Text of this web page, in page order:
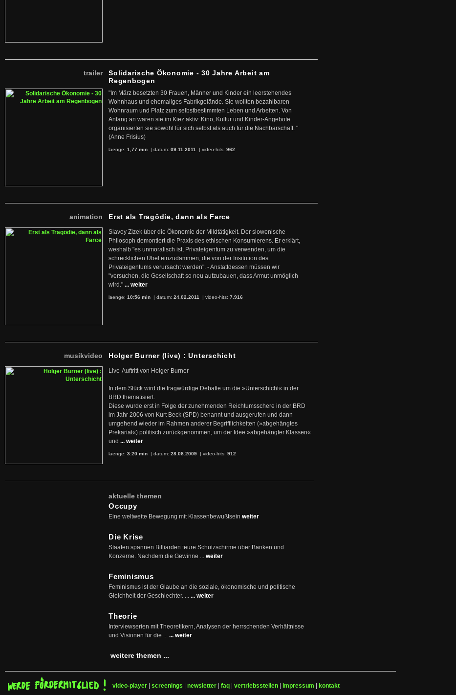
trailer
Solidarische Ökonomie - 30 Jahre Arbeit am
Regenbogen
"Im März besetzten 30 Frauen, Männer und Kinder ein leerstehendes
Wohnhaus und ehemaliges Fabrikgelände. Sie wollten bezahlbaren
Wohnraum und Platz zum selbstbestimmten Leben und Arbeiten. Von
Anfang an waren sie im Kiez aktiv: Kino, Kultur und Kinder-Angebote
organisierten sie sowohl für sich selbst als auch für die Nachbarschaft. "
(Anne Frisius)
laenge: 1,77 min | datum: 09.11.2011 | video-hits: 962
animation Erst als Tragödie, dann als Farce
Slavoy Zizek über die Ökonomie der Mildtätigkeit. Der slowenische
Philosoph demontiert die Praxis des ethischen Konsumierens. Er erklärt,
weshalb "es unmoralisch ist, Privateigentum zu verwenden, um die
schrecklichen Übel einzudämmen, die von der Insitution des
Privateigentums verursacht werden". - Anstattdessen müssen wir
"versuchen, die Gesellschaft so neu aufzubauen, dass Armut unmöglich
wird." ... weiter
laenge: 10:56 min | datum: 24.02.2011 | video-hits: 7.916
musikvideo Holger Burner (live) : Unterschicht
Live-Auftritt von Holger Burner
In dem Stück wird die fragwürdige Debatte um die »Unterschicht« in der
BRD thematisiert.
Diese wurde erst in Folge der zunehmenden Reichtumsschere in der BRD
im Jahr 2006 von Kurt Beck (SPD) benannt und ausgerufen und dann
umgehend wieder im Rahmen anderer Begrifflichkeiten (»abgehängtes
Prekariat«) politisch zurückgenommen, um der Idee »abgehängter Klassen«
und ... weiter
laenge: 3:20 min | datum: 28.08.2009 | video-hits: 912
aktuelle themen
Occupy
Eine weltweite Bewegung mit Klassenbewußtsein weiter
Die Krise
Staaten spannen Billiarden teure Schutzschirme über Banken und
Konzerne. Nachdem die Gewinne ... weiter
Feminismus
Feminismus ist der Glaube an die soziale, ökonomische und politische
Gleichheit der Geschlechter. ... ... weiter
Theorie
Interviewserien mit Theoretikern, Analysen der herrschenden Verhältnisse
und Visionen für die ... ... weiter
weitere themen ...
video-player screenings newsletter faq vertriebsstellen impressum
kontakt